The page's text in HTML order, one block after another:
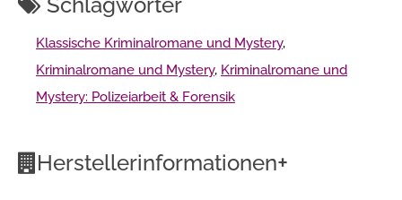
Klassische Kriminalromane und Mystery,
Kriminalromane und Mystery, Kriminalromane und
Mystery: Polizeiarbeit & Forensik
Herstellerinformationen+